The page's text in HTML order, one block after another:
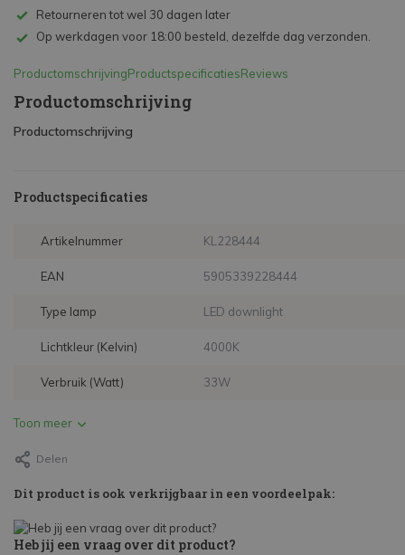
Retourneren tot wel 30 dagen later
Op werkdagen voor 18:00 besteld, dezelfde dag verzonden.
ProductomschrijvingProductspecificatiesReviews
Productomschrijving
Productomschrijving
Productspecificaties
Artikelnummer KL228444
EAN 5905339228444
Type lamp LED downlight
Lichtkleur (Kelvin) 4000K
Verbruik (Watt) 33W
Toon meer
Delen
Dit product is ook verkrijgbaar in een voordeelpak:
Heb jij een vraag over dit product?